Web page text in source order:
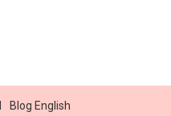
Blog English